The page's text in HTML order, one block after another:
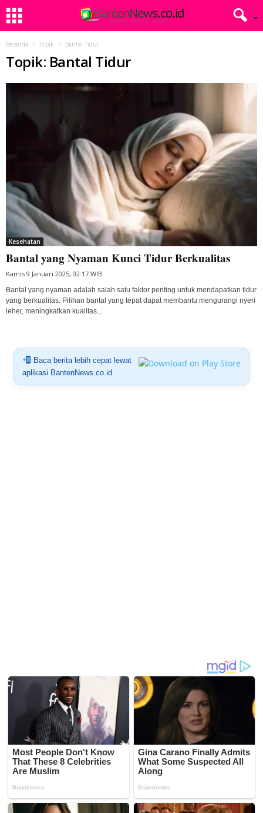
Beranda Topik Bantal Tidur
Topik: Bantal Tidur
Kesehatan
Bantal yang Nyaman Kunci Tidur Berkualitas
Kamis 9 Januari 2025, 02:17 WIB
Bantal yang nyaman adalah salah satu faktor penting untuk mendapatkan tidur
yang berkualitas. Pilihan bantal yang tepat dapat membantu mengurangi nyeri
leher, meningkatkan kualitas...
Baca berita lebih cepat lewat
aplikasi BantenNews.co.id